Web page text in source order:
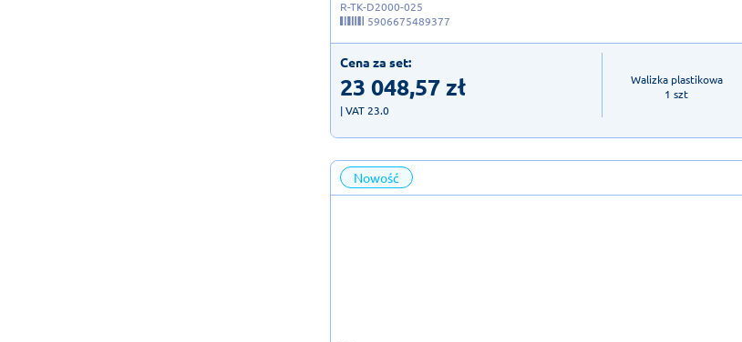
R-TK-D2000-025
5906675489377
Cena za set:
23 048,57zł
| VAT 23.0
Walizka plastikowa
1 szt
Nowość